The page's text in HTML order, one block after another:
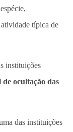
típica de
instituições
ocultação das
das instituições